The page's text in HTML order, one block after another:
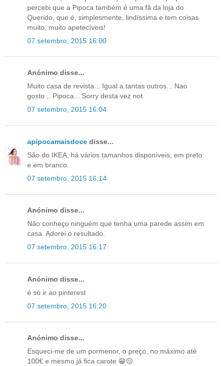
percebi que a Pipoca também é uma fã da loja do
Querido, que é, simplesmente, lindíssima e tem coisas
muito, muito apetecíveis!
07 setembro, 2015 16:00
Anónimo disse...
Muito casa de revista... Igual a tantas outros... Nao
gosto... Pipoca... Sorry desta vez not
07 setembro, 2015 16:04
apipocamaisdoce disse...
São do IKEA, há vários tamanhos disponíveis, em preto
e em branco.
07 setembro, 2015 16:14
Anónimo disse...
Não conheço ninguém que tenha uma parede assim em
casa. Adorei o resultado.
07 setembro, 2015 16:17
Anónimo disse...
é só ir ao pinterest
07 setembro, 2015 16:20
Anónimo disse...
Esqueci-me de um pormenor, o preço, no máximo até
100€ e mesmo já fica carote 😁😔